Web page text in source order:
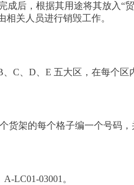
后，根据其用途将其放入“
相关人员进行销毁工作。
C、D、E 五大区，在每个
架的每个格子编一个号码
LC01-03001。